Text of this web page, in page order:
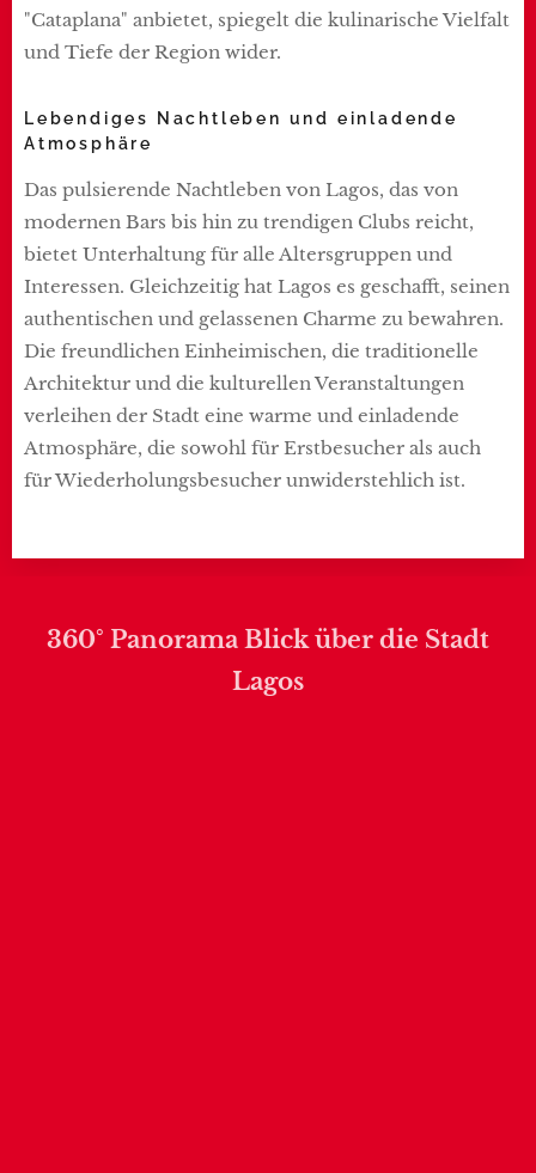
"Cataplana" anbietet, spiegelt die kulinarische Vielfalt
und Tiefe der Region wider.
Lebendiges Nachtleben und einladende
Atmosphäre
Das pulsierende Nachtleben von Lagos, das von
modernen Bars bis hin zu trendigen Clubs reicht,
bietet Unterhaltung für alle Altersgruppen und
Interessen. Gleichzeitig hat Lagos es geschafft, seinen
authentischen und gelassenen Charme zu bewahren.
Die freundlichen Einheimischen, die traditionelle
Architektur und die kulturellen Veranstaltungen
verleihen der Stadt eine warme und einladende
Atmosphäre, die sowohl für Erstbesucher als auch
für Wiederholungsbesucher unwiderstehlich ist.
360° Panorama Blick über die Stadt
Lagos